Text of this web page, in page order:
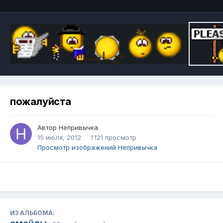
пожалуйста
Автор Непривычка
15 июля, 2012
1 121 просмотр
Просмотр изображений Непривычка
ИЗ АЛЬБОМА: